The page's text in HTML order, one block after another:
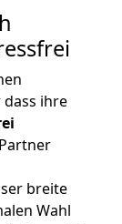
ihre
breite
Wahl